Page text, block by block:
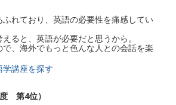
れており、英語の必要性を痛感してい
ると、英語が必要だと思うから。
、海外でもっと色んな人との会話を楽
講座を探す
第4位）